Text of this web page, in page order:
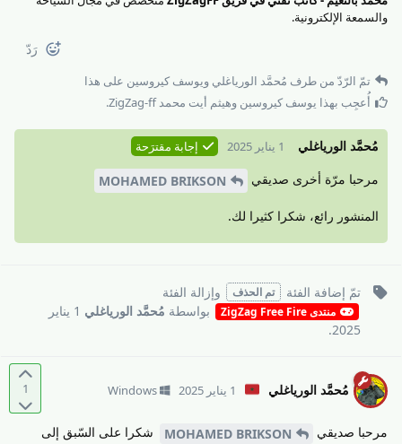
والسمعة الإلكترونية.
رَدّ
تمّ الرّدّ من طرف مُحمَّد الورياغلي ويوسف كيروسين على هذا
أُعجِب بهذا يوسف كيروسين وهيثم أيت محمد ZigZag-ff .
مُحمَّد الورياغلي 1 يناير 2025 إجابة مقترَحة
مرحبا مرّة أخرى صديقي MOHAMED BRIKSON
المنشور رائع، شكرا كثيرا لك.
تمّ إضافة الفئة تم الحذف وإزالة الفئة
منتدى ZigZag Free Fire بواسطة مُحمَّد الورياغلي
1 يناير
2025
.
1 مُحمَّد الورياغلي 1 يناير 2025 Windows
مرحبا صديقي MOHAMED BRIKSON
شكرا على السّبق إلى